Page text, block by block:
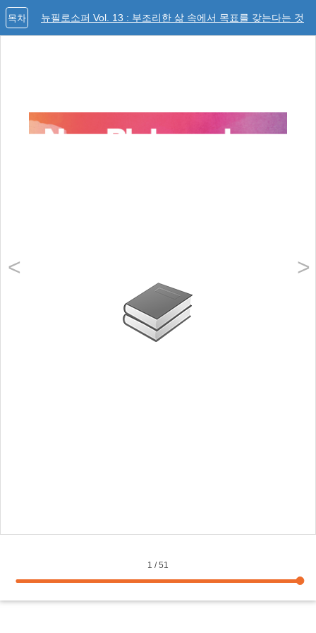
뉴필로소퍼 Vol. 13 : 부조리한 삶 속에서 목표를 갖는다는 것
목차
< >
1 /51